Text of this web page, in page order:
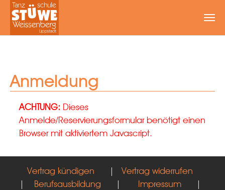
Anmeldung
ACHTUNG: Dieses
Anmelde/Reservierungsformular benötigt einen
Browser mit aktiviertem Javascript.
Vertrag kündigen |Vertrag widerrufen
| Berufsausbildung | Impressum|